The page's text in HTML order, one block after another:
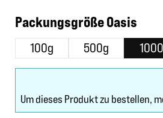
Packungsgröße Oasis
100g 500g
Um dieses Produkt zu bestellen,